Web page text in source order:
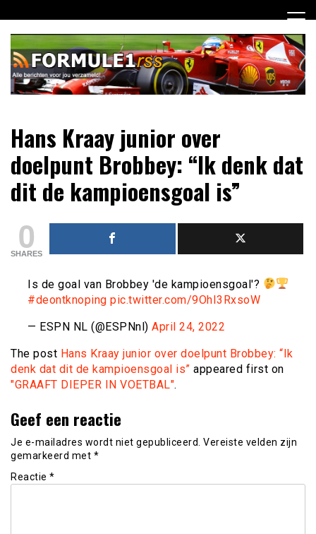
naar
inhoud
Formule 1 RSS
verzameld!
Hans Kraay junior over
doelpunt Brobbey: “Ik denk dat
dit de kampioensgoal is”
0
SHARES
Is de goal van Brobbey 'de kampioensgoal'?
#deontknoping pic.twitter.com/9OhI3RxsoW
— ESPN NL (@ESPNnl) April 24, 2022
The post Hans Kraay junior over doelpunt Brobbey: “Ik
denk dat dit de kampioensgoal is” appeared first on
"GRAAFT DIEPER IN VOETBAL".
Geef een reactie
Je e-mailadres wordt niet gepubliceerd. Vereiste velden zijn
gemarkeerd met *
Reactie *